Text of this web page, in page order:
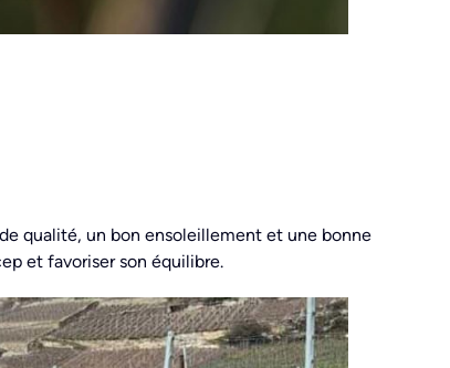
qualité, un bon ensoleillement et une bonne
et favoriser son équilibre.